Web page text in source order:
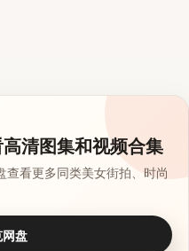
清图集和视频合集
看更多同类美女街拍、时尚
盘